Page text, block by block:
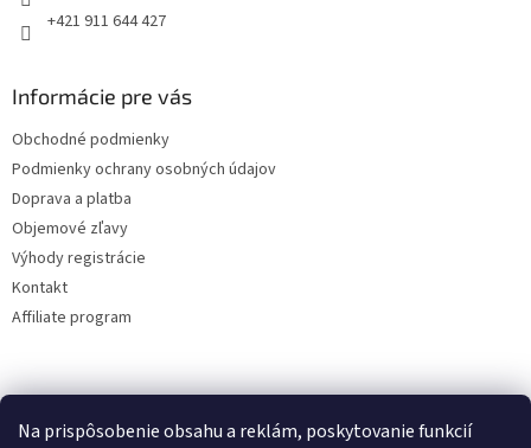
Na prispôsobenie obsahu a reklám, poskytovanie funkcií
+421 911 644 427
Informácie pre vás
Obchodné podmienky
Podmienky ochrany osobných údajov
Doprava a platba
Objemové zľavy
Výhody registrácie
Kontakt
Affiliate program